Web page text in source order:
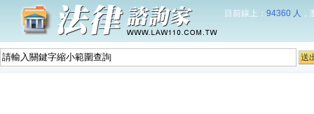
目前線上： 94360 人